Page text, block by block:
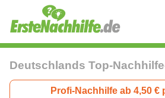
Deutschlands Top-
Profi-Nachhilfe ab 4,50 €